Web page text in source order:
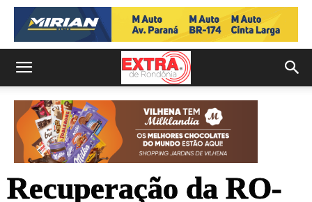
Recuperação da RO-